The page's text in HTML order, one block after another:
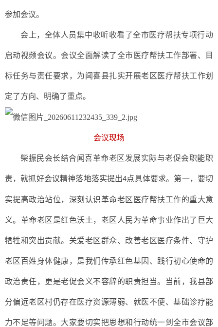
参加会议。
会上，全体人员集中收听收看了全市医疗帮扶专项行动
启动视频会议。会议全面解读了全市医疗帮扶工作部署、目
标任务与责任要求，为闻喜县扎实开展老区医疗帮扶工作划
定了方向、明确了重点。
会议现场
柴振民会长结合闻喜革命老区发展实际与老促会职能职
责，就抓好会议精神落地落实提出4点具体要求。第一，要切
实提高政治站位，深刻认识革命老区医疗帮扶工作的重大意
义。革命老区是红色沃土，老区人民为革命事业作出了巨大
牺牲和突出贡献。关爱老区群众、改善老区医疗条件、守护
老区百姓身体健康，是我们传承红色基因、践行初心使命的
政治责任，更是老促会义不容辞的职责担当。当前，我县部
分偏远老区村仍存在医疗资源薄弱、就医不便、基础诊疗能
力不足等问题。大家要切实把思想和行动统一到全市会议部